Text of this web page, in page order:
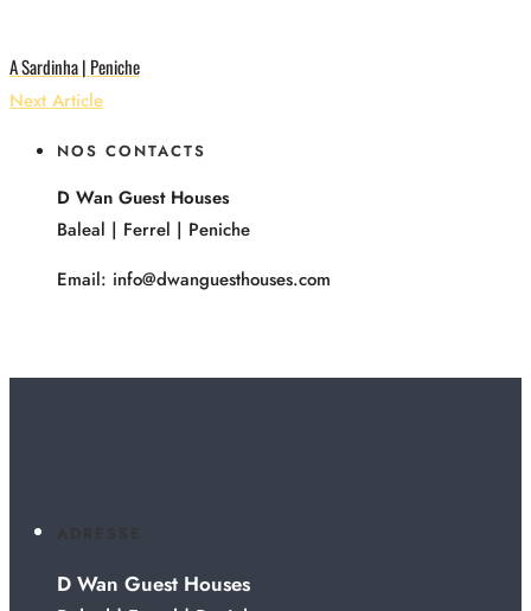
A Sardinha | Peniche
Next Article
NOS CONTACTS
D Wan Guest Houses
Baleal | Ferrel | Peniche
Email: info@dwanguesthouses.com
D Wan Guest Houses